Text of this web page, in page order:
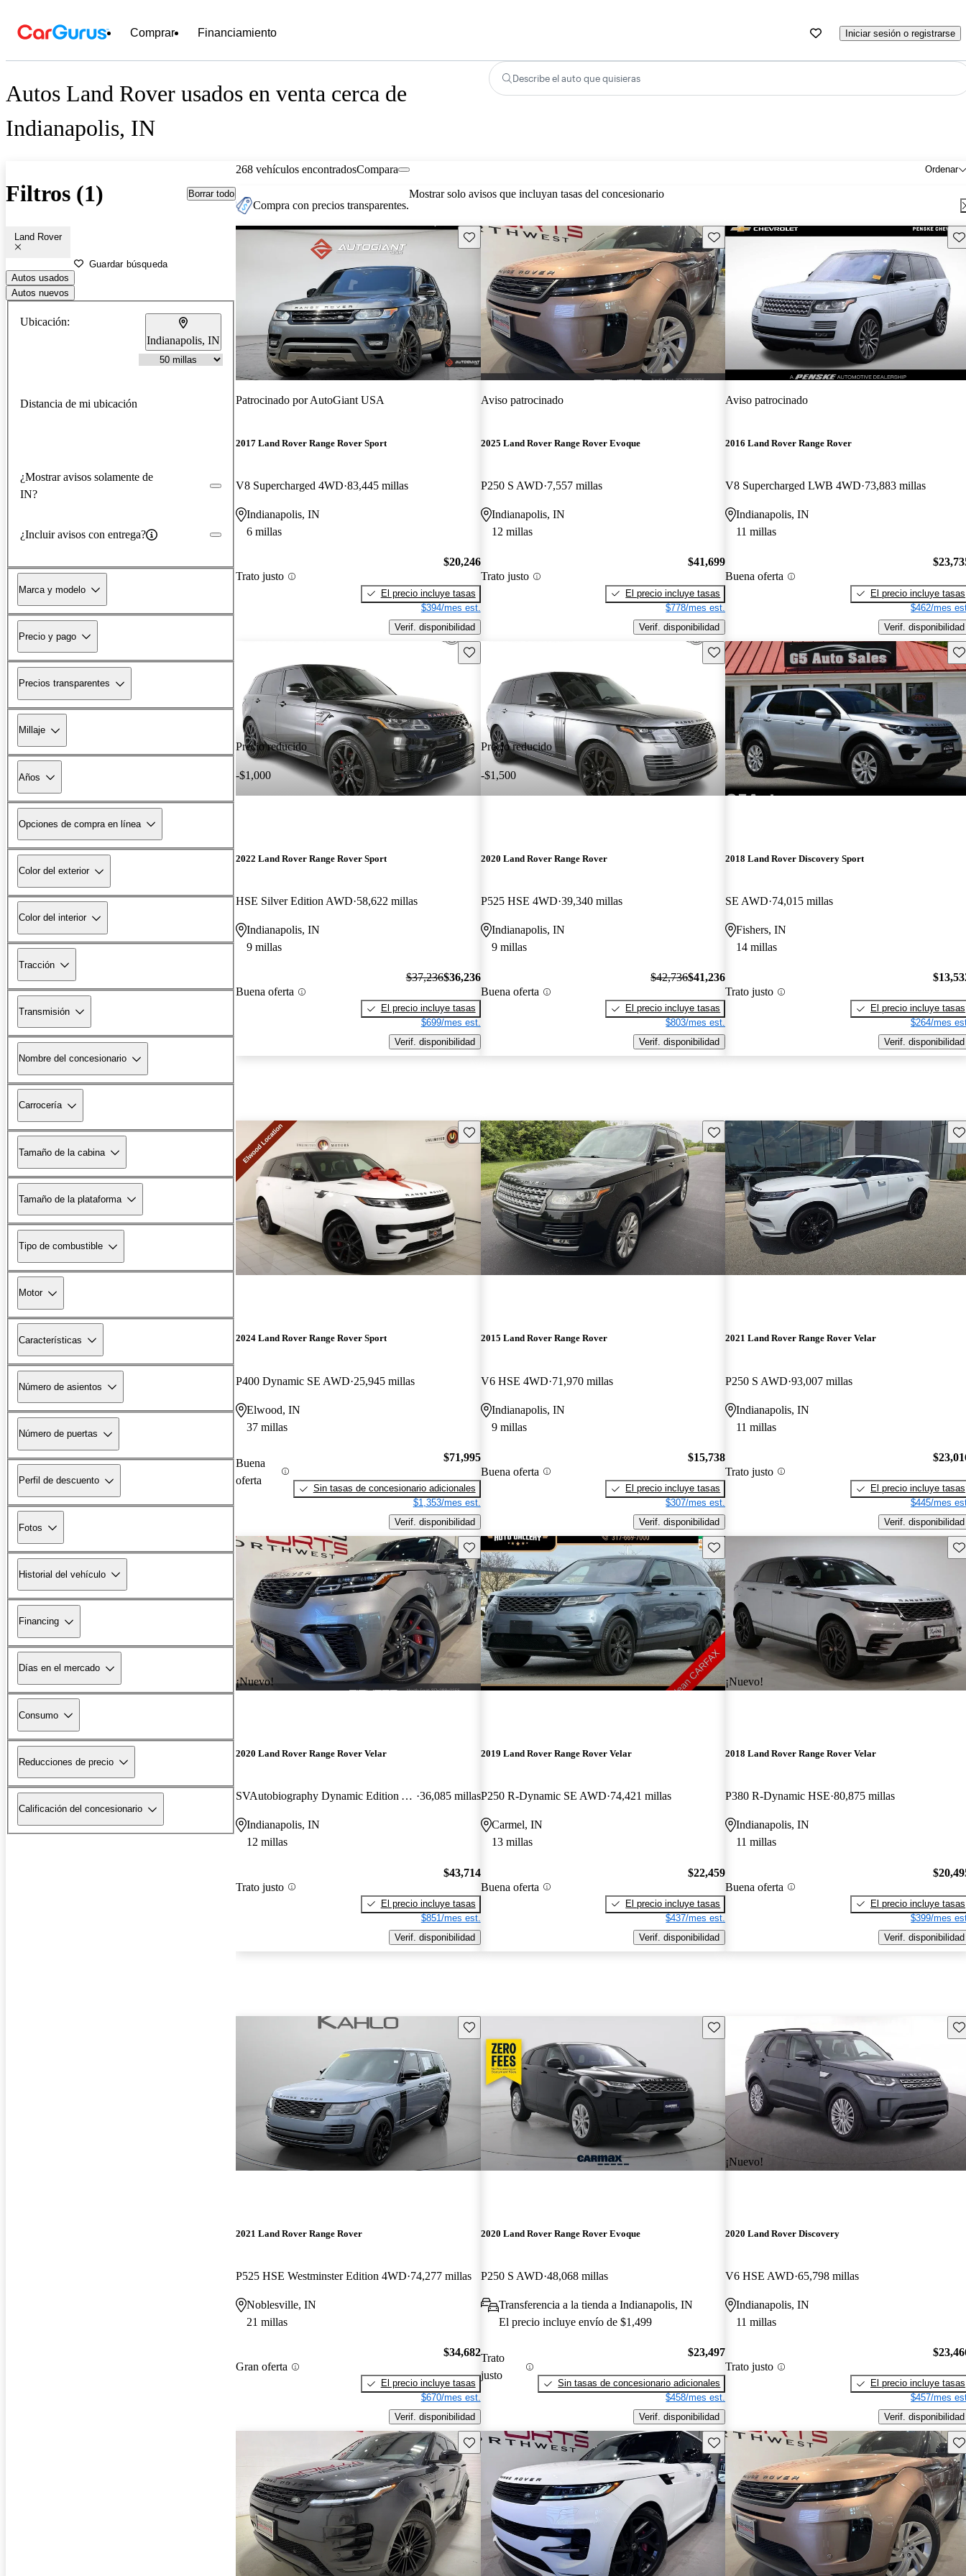
Comprar Financiamiento Iniciar sesión o registrarse
Autos Land Rover usados en venta cerca de
Indianapolis, IN
Describe el auto que quisieras
Filtros (1) Borrar todo
Land Rover
Guardar búsqueda
Autos usados
Autos nuevos
Ubicación:
Indianapolis, IN
Distancia de mi ubicación
¿Mostrar avisos solamente de
IN?
¿Incluir avisos con entrega?
Marca y modelo
Precio y pago
Precios transparentes
Millaje
Años
Opciones de compra en línea
Color del exterior
Color del interior
Tracción
Transmisión
Nombre del concesionario
Carrocería
Tamaño de la cabina
Tamaño de la plataforma
Tipo de combustible
Motor
Características
Número de asientos
Número de puertas
Perfil de descuento
Fotos
Historial del vehículo
Financing
Días en el mercado
Consumo
Reducciones de precio
Calificación del concesionario
268 vehículos encontrados Ordenar
Compara
Compra con precios transparentes.
Mostrar solo avisos que incluyan tasas del concesionario
Guarda este Aviso
Patrocinado porAutoGiant USA
2017 Land Rover Range Rover Sport
V8 Supercharged 4WD 83,445 millas
Indianapolis, IN
6 millas
Trato justo
$20,246
El precio incluye tasas
$394/mes est.
Verif. disponibilidad
Guarda este Aviso
Aviso patrocinado
2025 Land Rover Range Rover Evoque
P250 S AWD 7,557 millas
Indianapolis, IN
12 millas
Trato justo
$41,699
El precio incluye tasas
$778/mes est.
Verif. disponibilidad
Aviso patrocinado
2016 Land Rover Range Rover
V8 Supercharged LWB 4WD 73,883 millas
Indianapolis, IN
11 millas
Buena oferta
El precio incluye tasas
$462/mes
Verif. disponibilidad
Precio reducido
-$1,000
Guarda este Aviso
2022 Land Rover Range Rover Sport
HSE Silver Edition AWD 58,622 millas
Indianapolis, IN
9 millas
Buena oferta
$37,236$36,236
El precio incluye tasas
$699/mes est.
Verif. disponibilidad
Precio reducido
-$1,500
Guarda este Aviso
2020 Land Rover Range Rover
P525 HSE 4WD 39,340 millas
Indianapolis, IN
9 millas
Buena oferta
$42,736$41,236
El precio incluye tasas
$803/mes est.
Verif. disponibilidad
2018 Land Rover Discovery Sport
SE AWD 74,015 millas
Fishers, IN
14 millas
Trato justo
El precio incluye tasas
$264/mes
Verif. disponibilidad
Guarda este Aviso
2024 Land Rover Range Rover Sport
P400 Dynamic SE AWD 25,945 millas
Elwood, IN
37 millas
Buena
oferta
$71,995
Sin tasas de concesionario adicionales
$1,353/mes est.
Verif. disponibilidad
Guarda este Aviso
2015 Land Rover Range Rover
V6 HSE 4WD 71,970 millas
Indianapolis, IN
9 millas
Buena oferta
$15,738
El precio incluye tasas
$307/mes est.
Verif. disponibilidad
2021 Land Rover Range Rover Velar
P250 S AWD 93,007 millas
Indianapolis, IN
11 millas
Trato justo
El precio incluye tasas
$445/mes
Verif. disponibilidad
¡Nuevo!
Guarda este Aviso
2020 Land Rover Range Rover Velar
SVAutobiography Dynamic Edition AWD 36,085 millas
Indianapolis, IN
12 millas
Trato justo
$43,714
El precio incluye tasas
$851/mes est.
Verif. disponibilidad
Guarda este Aviso
2019 Land Rover Range Rover Velar
P250 R-Dynamic SE AWD 74,421 millas
Carmel, IN
13 millas
Buena oferta
$22,459
El precio incluye tasas
$437/mes est.
Verif. disponibilidad
¡Nuevo!
2018 Land Rover Range Rover Velar
P380 R-Dynamic HSE 80,875 millas
Indianapolis, IN
11 millas
Buena oferta
El precio incluye tasas
$399/mes
Verif. disponibilidad
Guarda este Aviso
2021 Land Rover Range Rover
P525 HSE Westminster Edition 4WD 74,277 millas
Noblesville, IN
21 millas
Gran oferta
$34,682
El precio incluye tasas
$670/mes est.
Verif. disponibilidad
Guarda este Aviso
2020 Land Rover Range Rover Evoque
P250 S AWD 48,068 millas
Transferencia a la tienda a Indianapolis, IN
El precio incluye envío de $1,499
Trato
justo
$23,497
Sin tasas de concesionario adicionales
$458/mes est.
Verif. disponibilidad
¡Nuevo!
2020 Land Rover Discovery
V6 HSE AWD 65,798 millas
Indianapolis, IN
11 millas
Trato justo
El precio incluye tasas
$457/mes
Verif. disponibilidad
Guarda este Aviso Guarda este Aviso